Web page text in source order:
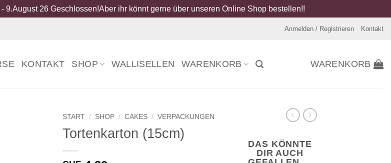
9.August 26 Geschlossen!Aber ihr könnt gerne über unseren Online Shop bestellen!!
Anmelden / Registrieren Kontakt
KONTAKT SHOP WALLISELLEN WARENKORB WARENKORB
START / SHOP / CAKES / VERPACKUNGEN
Tortenkarton (15cm)
DAS KÖNNTE
DIR AUCH